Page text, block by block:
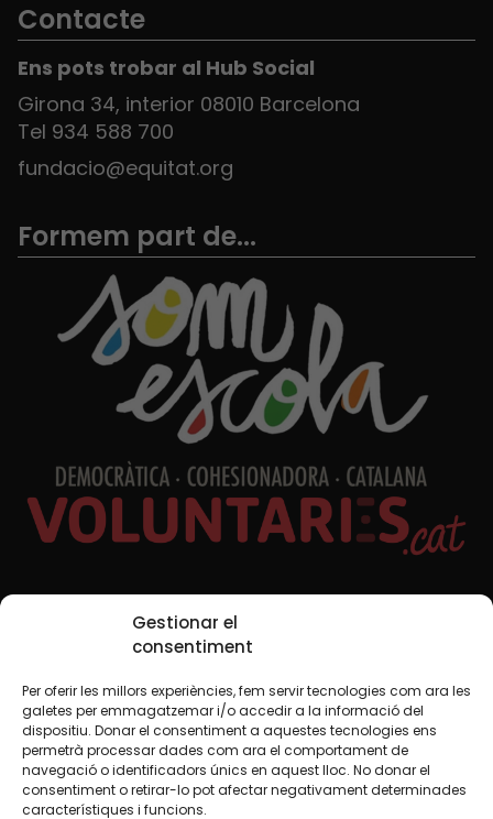
Gestionar el
consentiment
Per oferir les millors experiències, fem servir tecnologies com ara les
galetes per emmagatzemar i/o accedir a la informació del
dispositiu. Donar el consentiment a aquestes tecnologies ens
permetrà processar dades com ara el comportament de
navegació o identificadors únics en aquest lloc. No donar el
consentiment o retirar-lo pot afectar negativament determinades
característiques i funcions.
Contacte
Ens pots trobar al Hub Social
Girona 34, interior 08010 Barcelona
Tel 934 588 700
fundacio@equitat.org
Formem part de...
Xarxes Socials
TWT YTB IG FB IN
Avís legalPolítica de cookies